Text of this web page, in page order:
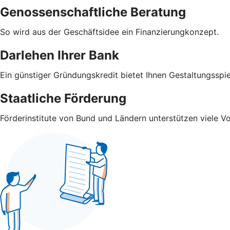
Genossenschaftliche Beratung
So wird aus der Geschäftsidee ein Finanzierungkonzept.
Darlehen Ihrer Bank
Ein günstiger Gründungskredit bietet Ihnen
Staatliche Förderung
Förderinstitute von Bund und Ländern unterstützen viele